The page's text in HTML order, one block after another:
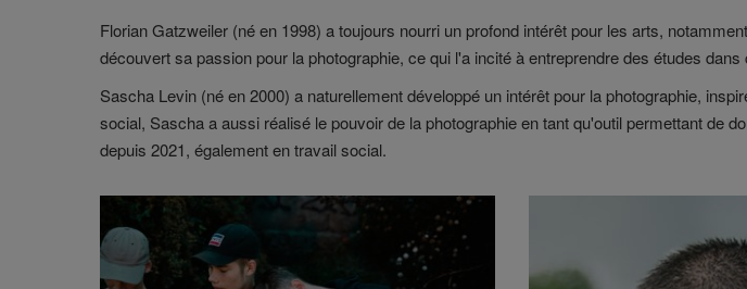
Florian Gatzweiler (né en 1998) a toujours nourri un profond intérêt pour les arts,
découvert sa passion pour la photographie, ce qui l'a incité à entreprendre des études dans
Sascha Levin (né en 2000) a naturellement développé un intérêt pour la photographie,
social, Sascha a aussi réalisé le pouvoir de la photographie en tant qu'outil permettant de
depuis 2021, également en travail social.